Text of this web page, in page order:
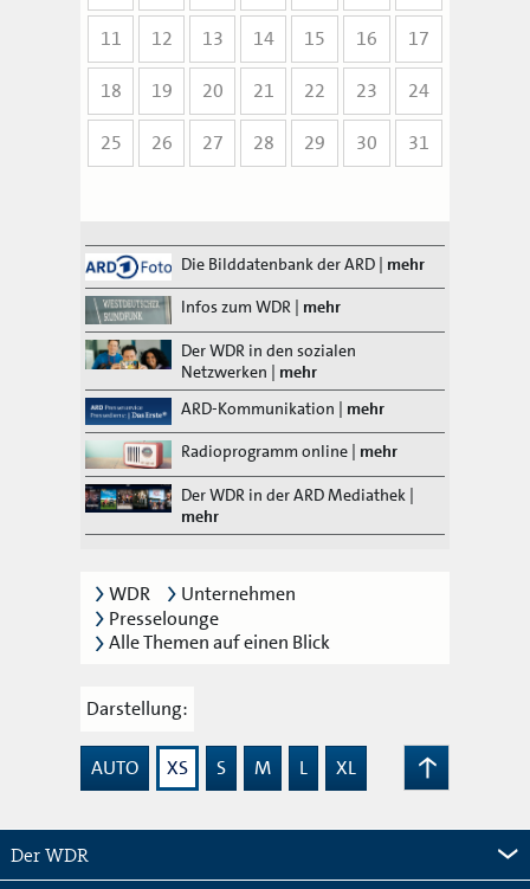
11 12 13 14 15 16 17
18 19 20 21 22 23 24
25 26 27 28 29 30 31
Die Bilddatenbank der ARD | mehr
Infos zum WDR | mehr
Der WDR in den sozialen
Netzwerken | mehr
ARD-Kommunikation | mehr
Radioprogramm online mehr
Der WDR in der ARD Mediathek |
mehr
WDR
Unternehmen
Presselounge
Alle Themen auf einen Blick
Darstellung:
AUTO XS S M L
XL
Der WDR